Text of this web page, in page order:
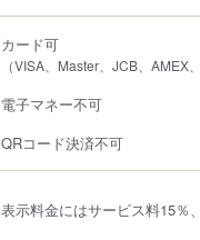
カード可
（VISA、Master、JCB、AMEX
電子マネー不可
QRコード決済不可
表示料金にはサービス料15％